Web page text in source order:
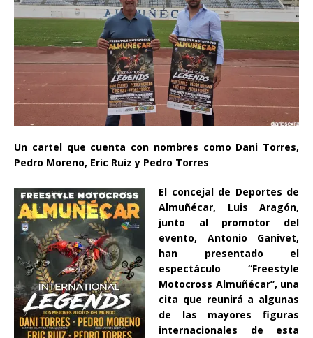
Un cartel que cuenta con nombres como Dani Torres,
Pedro Moreno, Eric Ruiz y Pedro Torres
El concejal de Deportes de
Almuñécar, Luis Aragón,
junto al promotor del
evento, Antonio Ganivet,
han presentado el
espectáculo “Freestyle
Motocross Almuñécar”, una
cita que reunirá a algunas
de las mayores figuras
internacionales de esta